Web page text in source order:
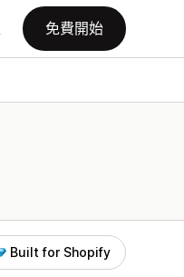
免費開始
Built for Shopify